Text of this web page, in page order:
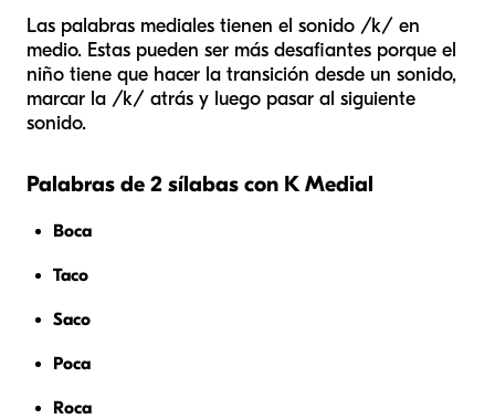
Las palabras mediales tienen el sonido /k/ en
medio. Estas pueden ser más desafiantes porque el
niño tiene que hacer la transición desde un sonido,
marcar la /k/ atrás y luego pasar al siguiente
sonido.
Palabras de 2 sílabas con K Medial
Boca
Taco
Saco
Poca
Roca